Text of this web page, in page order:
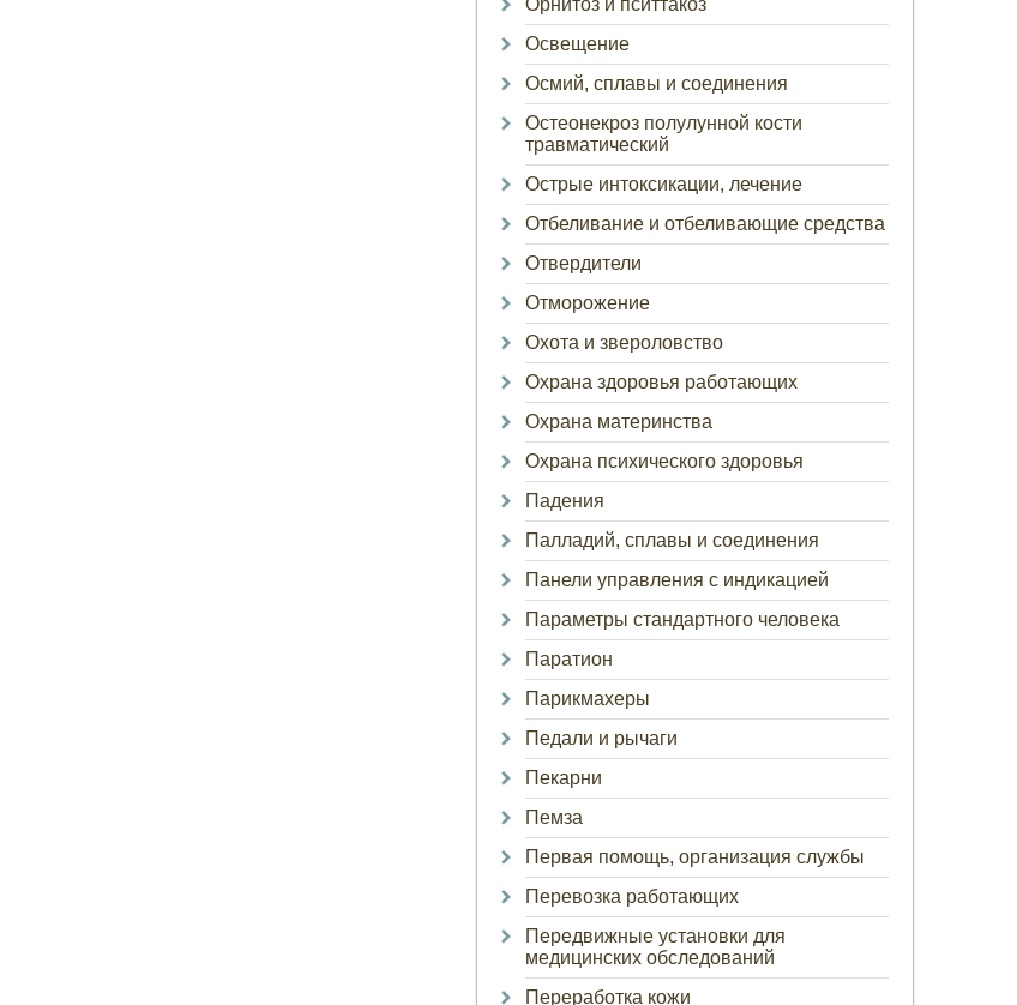
Орнитоз и пситтакоз
Освещение
Осмий, сплавы и соединения
Остеонекроз полулунной кости
травматический
Острые интоксикации, лечение
Отбеливание и отбеливающие средства
Отвердители
Отморожение
Охота и звероловство
Охрана здоровья работающих
Охрана материнства
Охрана психического здоровья
Падения
Палладий, сплавы и соединения
Панели управления с индикацией
Параметры стандартного человека
Паратион
Парикмахеры
Педали и рычаги
Пекарни
Пемза
Первая помощь, организация службы
Перевозка работающих
Передвижные установки для
медицинских обследований
Переработка кожи